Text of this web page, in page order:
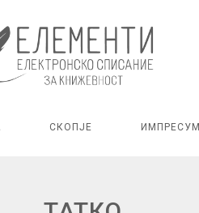
СКОПЈЕ ИМПРЕСУМ